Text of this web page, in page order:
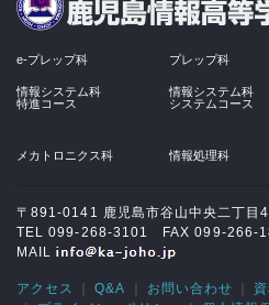
e-プレップ科 プレップ科
情報システム科
特進コース
情報システム科
システムコース
メカトロニクス科 情報処理科
〒891-0141 鹿児島市谷山中央二丁目
TEL 099-268-3101 FAX 099-266-
MAIL
アクセス Q&A お問い合わせ